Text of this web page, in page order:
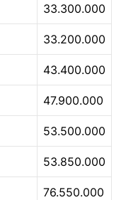
33.300.000
33.200.000
43.400.000
47.900.000
53.500.000
53.850.000
76.550.000